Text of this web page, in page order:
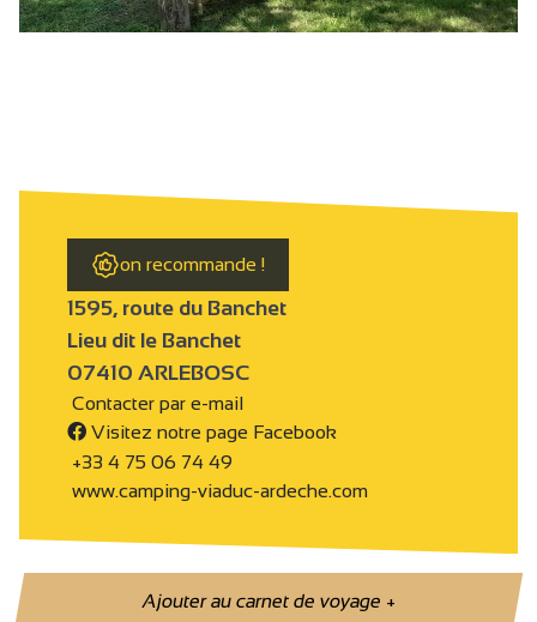
on recommande !
1595, route du Banchet
Lieu dit le Banchet
07410 ARLEBOSC
Contacter par e-mail
Visitez notre page Facebook
+33 4 75 06 74 49
www.camping-viaduc-ardeche.com
Ajouter au carnet de voyage+